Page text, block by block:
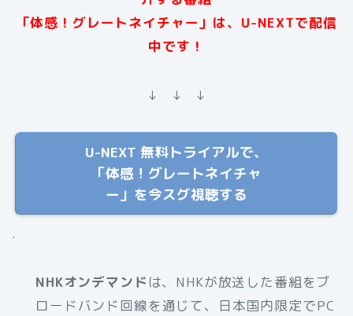
「体感！グレートネイチャー」は、U-NEXTで配信
中です！
↓ ↓ ↓
U-NEXT 無料トライアルで、
「体感！グレートネイチャ
ー」を今スグ視聴する
.
NHKオンデマンド は、NHKが放送した番組をブ
ロードバンド回線を通じて、日本国内限定でPC